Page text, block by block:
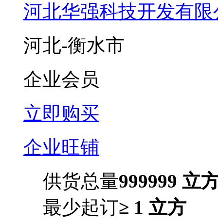
河北华强科技开发有限
河北-衡水市
企业会员
立即购买
企业旺铺
供货总量999999 立
最少起订≥ 1 立方